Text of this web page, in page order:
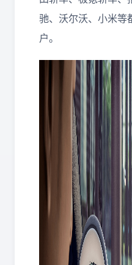
驰、沃尔沃、小米等
户。